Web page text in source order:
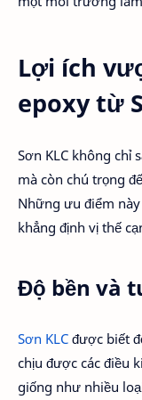
Lợi ích
epoxy từ
Sơn KLC không chỉ
mà còn chú trọng
Những ưu điểm
khẳng định vị thế
Độ bền và
Sơn KLC được biết
chịu được các điều
giống như nhiều